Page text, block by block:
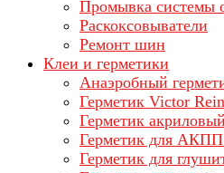
Промывка системы
Раскоксовыватели
Ремонт шин
Клеи и герметики
Анаэробный
Герметик Victor
Герметик акриловый
Герметик для
Герметик для